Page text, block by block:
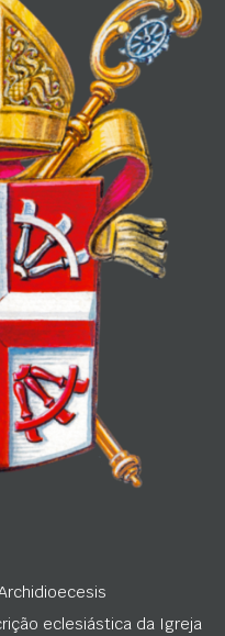
eclesiástica da Igreja